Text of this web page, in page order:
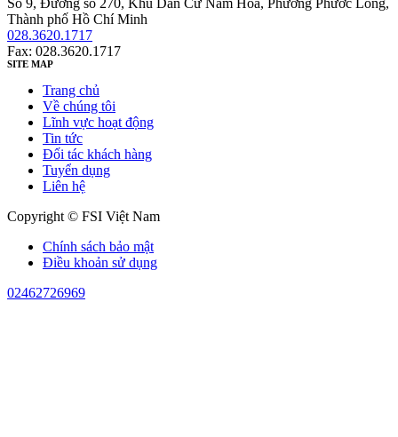
Số 9, Đường số 270, Khu Dân Cư Nam Hòa, Phường Phước Long,
Thành phố Hồ Chí Minh
028.3620.1717
Fax: 028.3620.1717
SITE MAP
Trang chủ
Về chúng tôi
Lĩnh vực hoạt động
Tin tức
Đối tác khách hàng
Tuyển dụng
Liên hệ
Copyright © FSI Việt Nam
Chính sách bảo mật
Điều khoản sử dụng
02462726969